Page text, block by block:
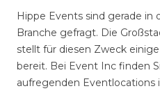
Hippe Events sind gerade in
Branche gefragt. Die
stellt für diesen Zweck
bereit. Bei Event Inc finden
aufregenden